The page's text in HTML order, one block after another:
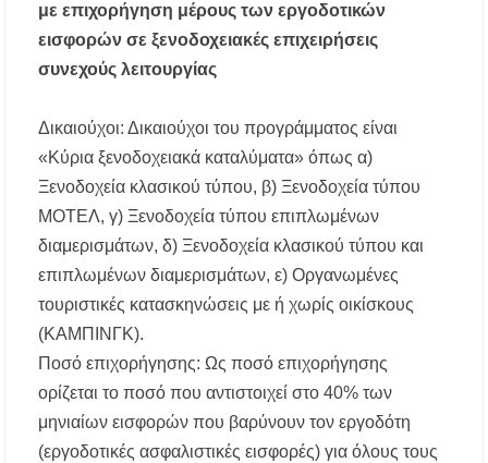
με επιχορήγηση μέρους των εργοδοτικών
εισφορών σε ξενοδοχειακές επιχειρήσεις
συνεχούς λειτουργίας
Δικαιούχοι: Δικαιούχοι του προγράμματος είναι
«Κύρια ξενοδοχειακά καταλύματα» όπως α)
Ξενοδοχεία κλασικού τύπου, β) Ξενοδοχεία τύπου
ΜΟΤΕΛ, γ) Ξενοδοχεία τύπου επιπλωμένων
διαμερισμάτων, δ) Ξενοδοχεία κλασικού τύπου και
επιπλωμένων διαμερισμάτων, ε) Οργανωμένες
τουριστικές κατασκηνώσεις με ή χωρίς οικίσκους
(ΚΑΜΠΙΝΓΚ).
Ποσό επιχορήγησης: Ως ποσό επιχορήγησης
ορίζεται το ποσό που αντιστοιχεί στο 40% των
μηνιαίων εισφορών που βαρύνουν τον εργοδότη
(εργοδοτικές ασφαλιστικές εισφορές) για όλους τους